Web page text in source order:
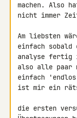
machen. Also
nicht immer
Am liebsten
einfach
analyse fertig
also alle paar
einfach
ist mir ein
die ersten